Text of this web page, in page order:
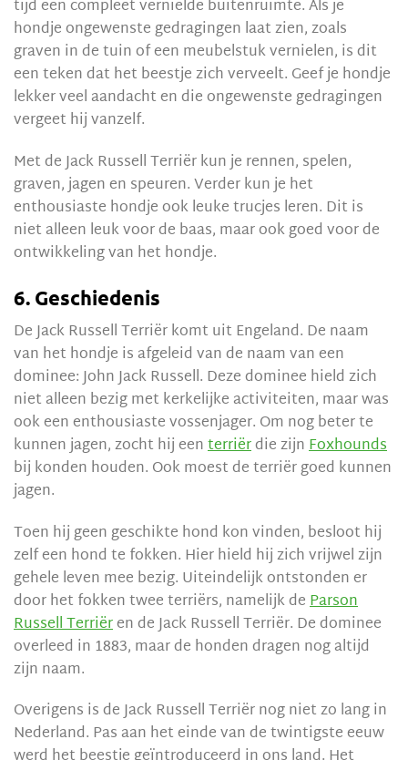
tijd een compleet vernielde buitenruimte. Als je
hondje ongewenste gedragingen laat zien, zoals
graven in de tuin of een meubelstuk vernielen, is dit
een teken dat het beestje zich verveelt. Geef je hondje
lekker veel aandacht en die ongewenste gedragingen
vergeet hij vanzelf.
Met de Jack Russell Terriër kun je rennen, spelen,
graven, jagen en speuren. Verder kun je het
enthousiaste hondje ook leuke trucjes leren. Dit is
niet alleen leuk voor de baas, maar ook goed voor de
ontwikkeling van het hondje.
6. Geschiedenis
De Jack Russell Terriër komt uit Engeland. De naam
van het hondje is afgeleid van de naam van een
dominee: John Jack Russell. Deze dominee hield zich
niet alleen bezig met kerkelijke activiteiten, maar was
ook een enthousiaste vossenjager. Om nog beter te
kunnen jagen, zocht hij eenterriërdie zijnFoxhounds
bij konden houden. Ook moest de terriër goed kunnen
jagen.
Toen hij geen geschikte hond kon vinden, besloot hij
zelf een hond te fokken. Hier hield hij zich vrijwel zijn
gehele leven mee bezig. Uiteindelijk ontstonden er
door het fokken twee terriërs, namelijk deParson
Russell Terriëren de Jack Russell Terriër. De dominee
overleed in 1883, maar de honden dragen nog altijd
zijn naam.
Overigens is de Jack Russell Terriër nog niet zo lang in
Nederland. Pas aan het einde van de twintigste eeuw